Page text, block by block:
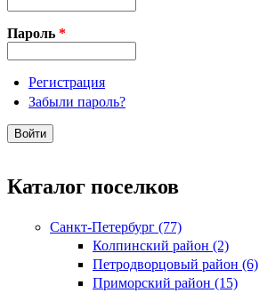
Пароль *
Регистрация
Забыли пароль?
Каталог поселков
Санкт-Петербург (77)
Колпинский район (2)
Петродворцовый район (6)
Приморский район (15)